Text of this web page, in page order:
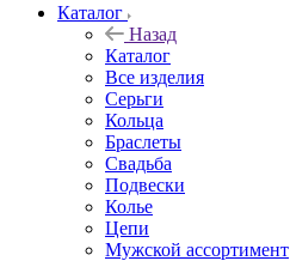
Каталог
Назад
Каталог
Все изделия
Серьги
Кольца
Браслеты
Свадьба
Подвески
Колье
Цепи
Мужской ассортимент